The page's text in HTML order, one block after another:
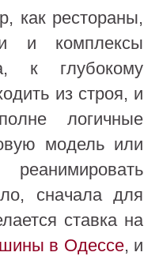
как рестораны,
и комплексы
к глубокому
из строя, и
логичные
модель или
сначала для
ставка на
в Одессе, и